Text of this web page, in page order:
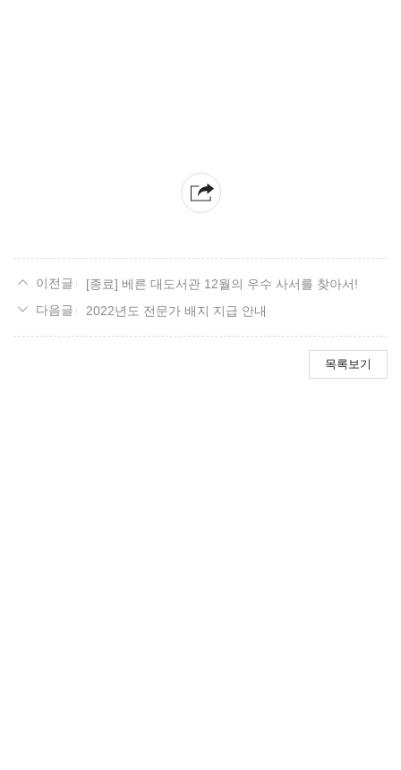
[종료] 베른 대도서관 12월의 우수 사서를 찾아서!
2022년도 전문가 배지 지급 안내
목록보기